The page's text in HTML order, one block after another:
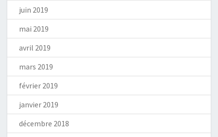
juin 2019
mai 2019
avril 2019
mars 2019
février 2019
janvier 2019
décembre 2018